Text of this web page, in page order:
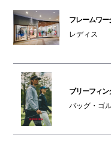
フレームワー
レディス
ブリーフィン
バッグ・ゴ